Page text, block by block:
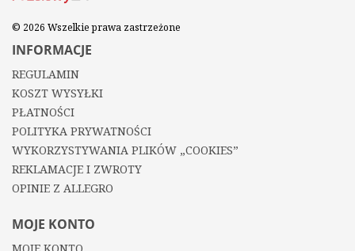
© 2026 Wszelkie prawa zastrzeżone
INFORMACJE
REGULAMIN
KOSZT WYSYŁKI
PŁATNOŚCI
POLITYKA PRYWATNOŚCI
WYKORZYSTYWANIA PLIKÓW „COOKIES”
REKLAMACJE I ZWROTY
OPINIE Z ALLEGRO
MOJE KONTO